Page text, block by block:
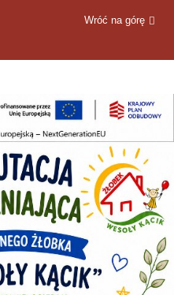
Wróć na górę